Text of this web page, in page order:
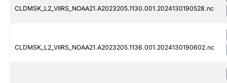
CLDMSK_L2_VIIRS_NOAA21.A2023205.1130.001.2024130190528.nc
CLDMSK_L2_VIIRS_NOAA21.A2023205.1136.001.2024130190602.nc